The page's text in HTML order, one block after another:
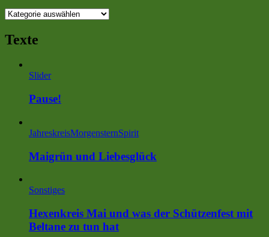
Themen
Texte
Slider
Pause!
JahreskreisMorgensternSpirit
Maigrün und Liebesglück
Sonstiges
Hexenkreis Mai und was der Schützenfest mit
Beltane zu tun hat